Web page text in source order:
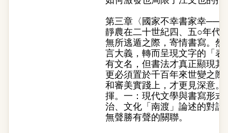
第三章〈國家不幸書家幸──
靜農在二十世紀四、五○年代
無所逃遁之際，寄情書寫。
言大義，轉而呈現文字的「
有文名，但書法才真正顯現
更必須置於千百年來世變之
和審美實踐上，才更見深意
揮。一：現代文學與書寫形
治、文化「南渡」論述的對
無聲勝有聲的關聯。